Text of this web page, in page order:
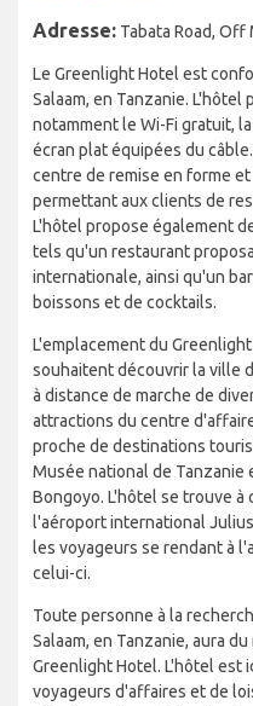
Adresse: Tabata Road, Off
Le Greenlight Hotel est
Salaam, en Tanzanie. L'hôtel
notamment le Wi-Fi gratuit,
écran plat équipées du
centre de remise en forme
permettant aux clients de
L'hôtel propose également
tels qu'un restaurant
internationale, ainsi qu'un
boissons et de cocktails.
L'emplacement du
souhaitent découvrir la ville
à distance de marche de
attractions du centre
proche de destinations
Musée national de Tanzanie
Bongoyo. L'hôtel se trouve
l'aéroport international
les voyageurs se rendant à
celui-ci.
Toute personne à la
Salaam, en Tanzanie, aura
Greenlight Hotel. L'hôtel est
voyageurs d'affaires et de